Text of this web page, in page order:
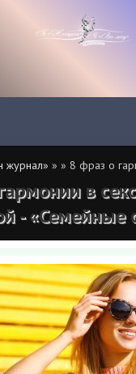
журнал» » » 8 фраз о гармонии в сексе
в
- «Семейные